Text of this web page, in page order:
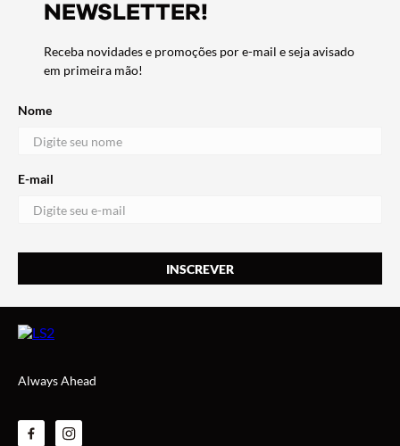
NEWSLETTER!
Receba novidades e promoções por e-mail e seja avisado
em primeira mão!
Nome
E-mail
Always Ahead